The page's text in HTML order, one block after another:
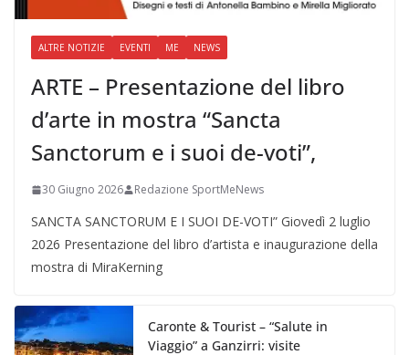
ALTRE NOTIZIE EVENTI ME NEWS
ARTE – Presentazione del libro
d’arte in mostra “Sancta
Sanctorum e i suoi de-voti”,
30 Giugno 2026 Redazione SportMeNews
SANCTA SANCTORUM E I SUOI DE-VOTI” Giovedì 2 luglio
2026 Presentazione del libro d’artista e inaugurazione della
mostra di MiraKerning
Caronte & Tourist – “Salute in
Viaggio” a Ganzirri: visite